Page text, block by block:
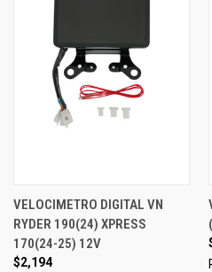
VELOCIMETRO DIGITAL VN
RYDER 190(24) XPRESS
170(24-25) 12V
$2,194